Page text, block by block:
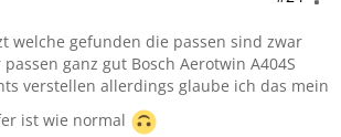
welche gefunden die passen sind zwar
ganz gut Bosch Aerotwin A404S
verstellen allerdings glaube ich das mein
ist wie normal